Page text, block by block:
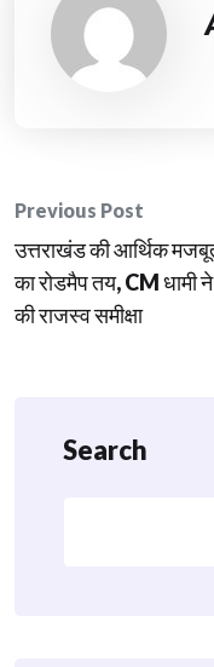
Post
Previous Post
उत्तराखंड की आर्थिक
का रोडमैप तय, CM धामी ने
की राजस्व समीक्षा
Search